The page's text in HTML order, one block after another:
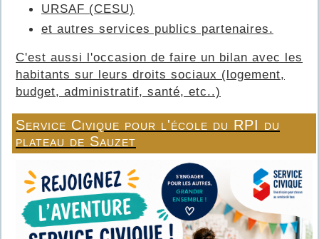
URSAF (CESU)
et autres services publics partenaires.
C'est aussi l'occasion de faire un bilan avec les
habitants sur leurs droits sociaux (logement,
budget, administratif, santé, etc..)
Service Civique pour l'école du RPI du
plateau de Sauzet